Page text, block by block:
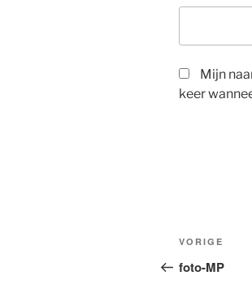
Mijn
keer
Bericht
Vorig
bericht
VORIGE
foto-MP